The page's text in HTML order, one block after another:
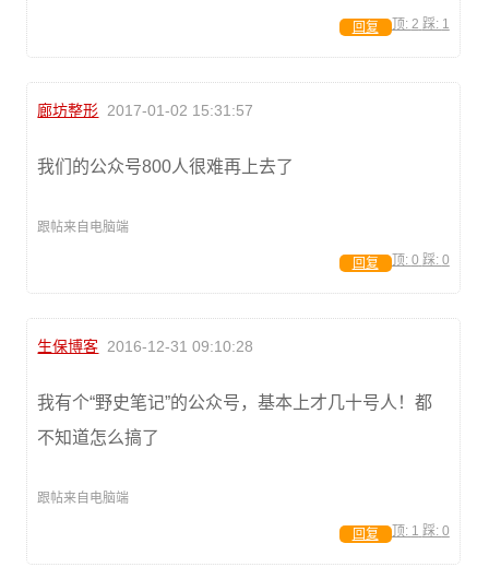
顶: 2 踩: 1
回复
廊坊整形 2017-01-02 15:31:57
我们的公众号800人很难再上去了
跟帖来自电脑端
顶: 0 踩: 0
回复
生保博客 2016-12-31 09:10:28
我有个“野史笔记”的公众号，基本上才几十号人！都
不知道怎么搞了
跟帖来自电脑端
顶: 1 踩: 0
回复